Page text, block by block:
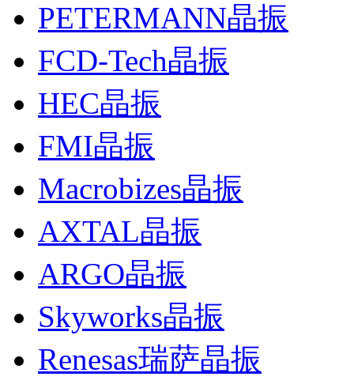
PETERMANN晶振
FCD-Tech晶振
HEC晶振
FMI晶振
Macrobizes晶振
AXTAL晶振
ARGO晶振
Skyworks晶振
Renesas瑞萨晶振